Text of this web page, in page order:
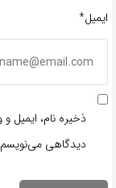
ایمیل*
ذخیره نام، ایمیل
دیدگاهی